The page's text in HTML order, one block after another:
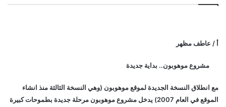
أ / عاطف مظهر
مشروع موهوبون.. بداية جديدة
مع انطلاق النسخة الجديدة لموقع موهوبون (وهي النسخة الثالثة منذ انشاء
الموقع في العام 2007) يدخل مشروع موهوبون مرحلة جديدة بطموحات كبيرة